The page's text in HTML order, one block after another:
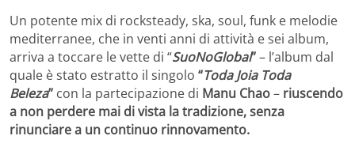
Un potente mix di rocksteady, ska, soul, funk e melodie
mediterranee, che in venti anni di attività e sei album,
arriva a toccare le vette di “SuoNoGlobal”– l’album dal
quale è stato estratto il singolo “Toda Joia Toda
Beleza” con la partecipazione di Manu Chao– riuscendo
a non perdere mai di vista la tradizione, senza
rinunciare a un continuo rinnovamento.